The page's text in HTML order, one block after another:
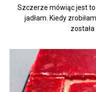
Szczerze mówiąc jest
jadłam. Kiedy
została